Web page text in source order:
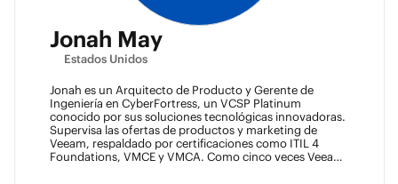
Jonah May
Estados Unidos
Jonah es un Arquitecto de Producto y Gerente de
Ingeniería en CyberFortress, un VCSP Platinum
conocido por sus soluciones tecnológicas innovadoras.
Supervisa las ofertas de productos y marketing de
Veeam, respaldado por certificaciones como ITIL 4
Foundations, VMCE y VMCA. Como cinco veces Veeam